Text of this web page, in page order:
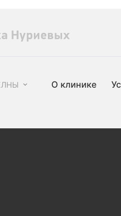
О клинике